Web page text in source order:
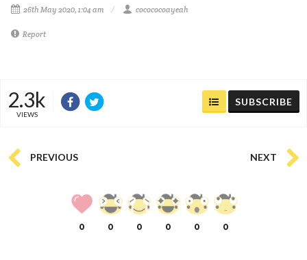
26th May 2020, 1:04 am cocococoayeah
Report
2.3k
VIEWS
SUBSCRIBE
PREVIOUS NEXT
0 0 0 0 0 0